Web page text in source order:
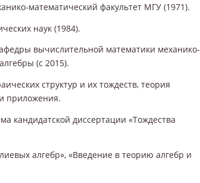
математический факультет МГУ (1971).
наук (1984).
вычислительной математики механико-
(с 2015).
структур и их тождеств, теория
приложения.
кандидатской диссертации «Тождества
алгебр», «Введение в теорию алгебр и